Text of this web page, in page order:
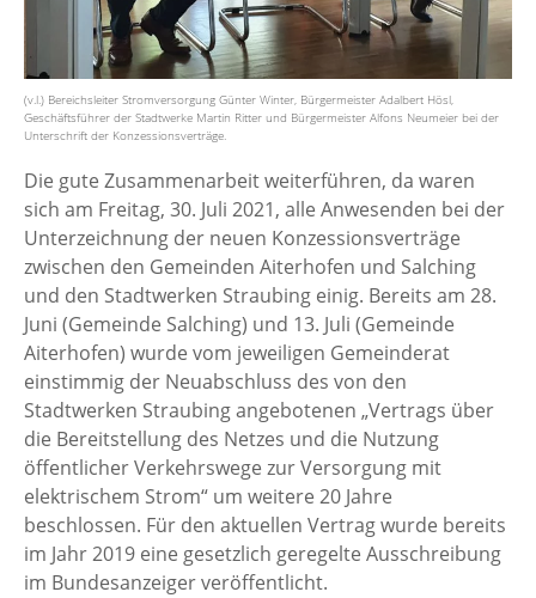
(v.l.) Bereichsleiter Stromversorgung Günter Winter, Bürgermeister Adalbert Hösl,
Geschäftsführer der Stadtwerke Martin Ritter und Bürgermeister Alfons Neumeier bei der
Unterschrift der Konzessionsverträge.
Die gute Zusammenarbeit weiterführen, da waren
sich am Freitag, 30. Juli 2021, alle Anwesenden bei der
Unterzeichnung der neuen Konzessionsverträge
zwischen den Gemeinden Aiterhofen und Salching
und den Stadtwerken Straubing einig. Bereits am 28.
Juni (Gemeinde Salching) und 13. Juli (Gemeinde
Aiterhofen) wurde vom jeweiligen Gemeinderat
einstimmig der Neuabschluss des von den
Stadtwerken Straubing angebotenen „Vertrags über
die Bereitstellung des Netzes und die Nutzung
öffentlicher Verkehrswege zur Versorgung mit
elektrischem Strom“ um weitere 20 Jahre
beschlossen. Für den aktuellen Vertrag wurde bereits
im Jahr 2019 eine gesetzlich geregelte Ausschreibung
im Bundesanzeiger veröffentlicht.